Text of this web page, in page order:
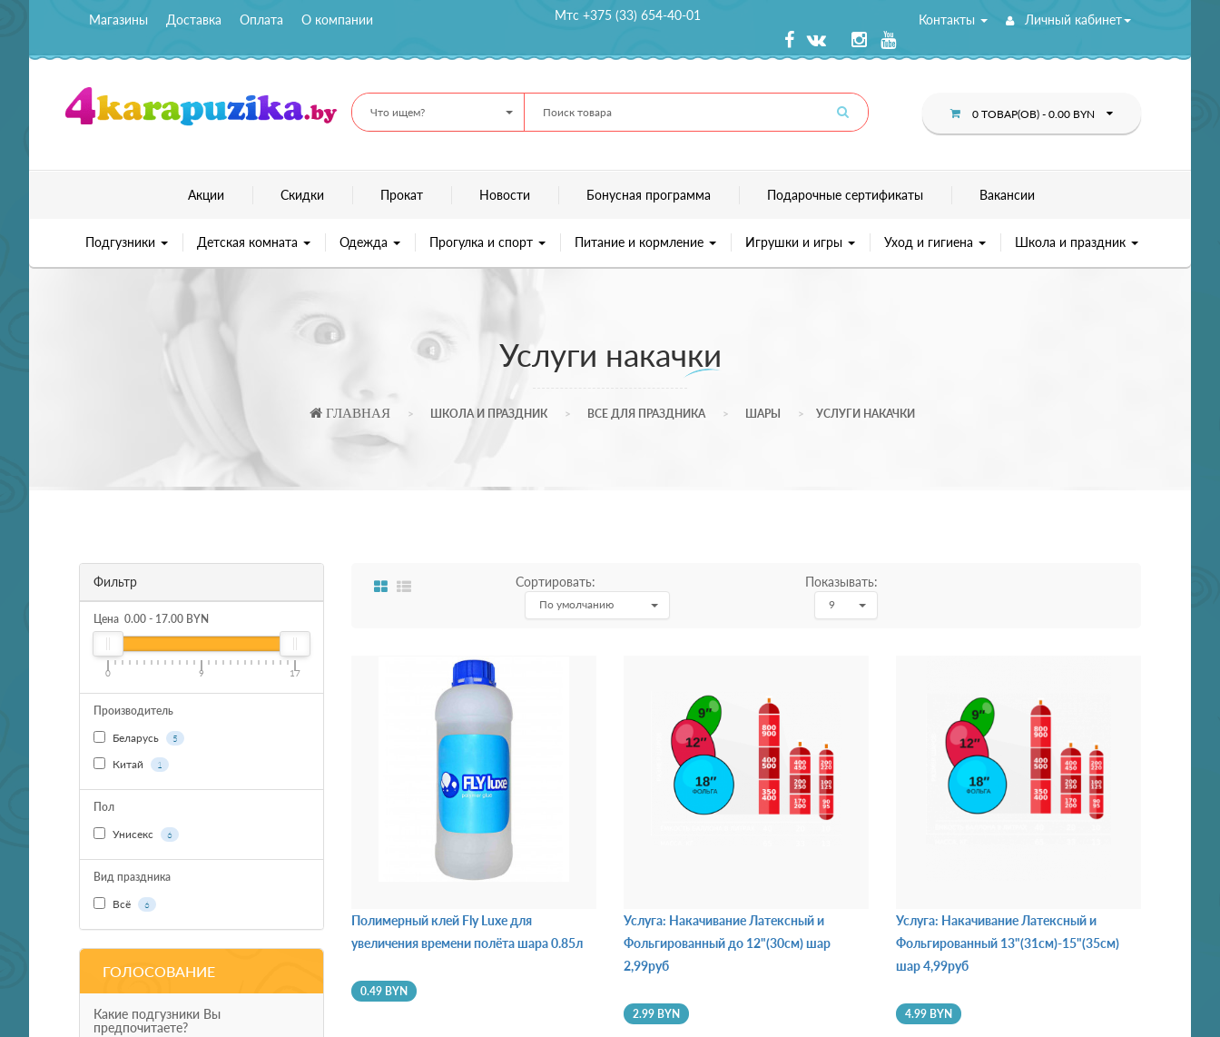
Магазины Доставка Оплата О компании Мтс +375 (33) 654-40-01 Контакты Личный кабинет
Что ищем? 0 ТОВАР(ОВ) - 0.00 BYN
Акции Скидки Прокат Новости Бонусная программа Подарочные сертификаты Вакансии
Подгузники Детская комната Одежда Прогулка и спорт Питание и кормление Игрушки и игры Уход и гигиена Школа и праздник
Услуги накачки
ГЛАВНАЯ ШКОЛА И ПРАЗДНИК ВСЕ ДЛЯ ПРАЗДНИКА ШАРЫ УСЛУГИ НАКАЧКИ
Фильтр
Цена 0.00 - 17.00 BYN
0 9 17
Производитель
Беларусь
5
Китай 1
Пол
Унисекс
6
Вид праздника
Всё
6
ГОЛОСОВАНИЕ
Какие подгузники Вы
предпочитаете?
Сортировать:
По умолчанию
Показывать:
9
Полимерный клей Fly Luxe для
увеличения времени полёта шара 0.85л
0.49 BYN
Услуга: Накачивание Латексный и
Фольгированный до 12"(30см) шар
2,99руб
2.99 BYN
Услуга: Накачивание Латексный и
Фольгированный 13"(31см)-15"(35см)
шар 4,99руб
4.99 BYN